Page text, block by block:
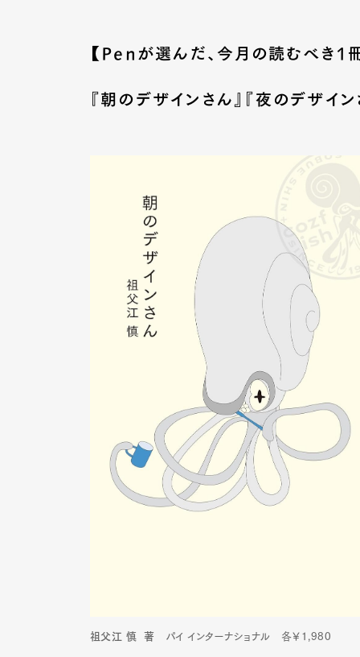
【Penが選んだ、今月の読むべき1
『朝のデザインさん』『夜のデザイン
祖父江 慎 著 パイ インターナショナル 各￥1,980